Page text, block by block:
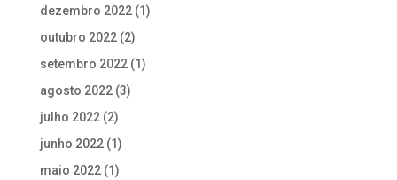
dezembro 2022(1)
outubro 2022(2)
setembro 2022(1)
agosto 2022(3)
julho 2022(2)
junho 2022(1)
maio 2022(1)